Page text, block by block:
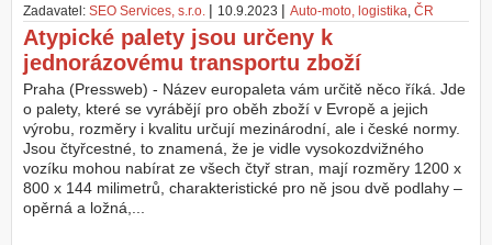
N
a
š
e
s
l
u
ž
b
y
Zadavatel: SEO Services, s.r.o. | 10.9.2023 | Auto-moto, logistika, ČR
Atypické palety jsou určeny k
jednorázovému transportu zboží
Praha (Pressweb) - Název europaleta vám určitě něco říká. Jde
o palety, které se vyrábějí pro oběh zboží v Evropě a jejich
výrobu, rozměry i kvalitu určují mezinárodní, ale i české normy.
Jsou čtyřcestné, to znamená, že je vidle vysokozdvižného
vozíku mohou nabírat ze všech čtyř stran, mají rozměry 1200 x
800 x 144 milimetrů, charakteristické pro ně jsou dvě podlahy –
opěrná a ložná,...